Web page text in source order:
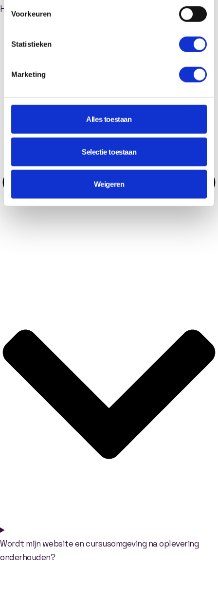
Voorkeuren
Statistieken
Marketing
Alles toestaan
Selectie toestaan
Weigeren
Hoelang duurt het ontwikkelen van een website bij jullie?
Wordt mijn website en cursusomgeving na oplevering
onderhouden?